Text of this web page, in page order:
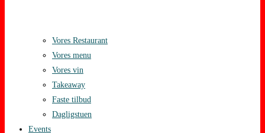
Vores Restaurant
Vores menu
Vores vin
Takeaway
Faste tilbud
Dagligstuen
Events